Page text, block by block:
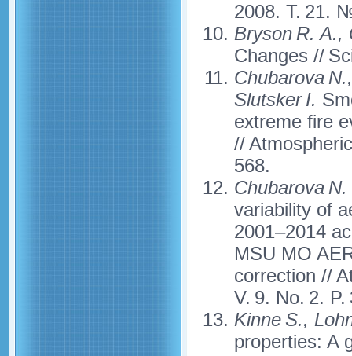
2008. Т. 21.
Bryson R. A.,
Changes //
Chubarova
Slutsker I.
extreme fire
//
568.
Chubarova
variability of
2001–2014
MSU MO
correction //
V. 9. No. 2. P.
Kinne S.,
properties: A